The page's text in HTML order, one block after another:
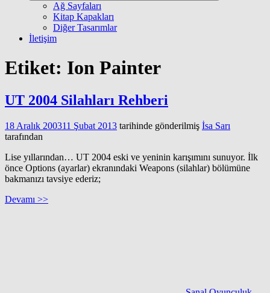
Ağ Sayfaları
Kitap Kapakları
Diğer Tasarımlar
İletişim
Etiket: Ion Painter
UT 2004 Silahları Rehberi
18 Aralık 200311 Şubat 2013 tarihinde gönderilmiş İsa Sarı
tarafından
Lise yıllarından… UT 2004 eski ve yeninin karışımını sunuyor. İlk
önce Options (ayarlar) ekranındaki Weapons (silahlar) bölümüne
bakmanızı tavsiye ederiz;
Devamı >>